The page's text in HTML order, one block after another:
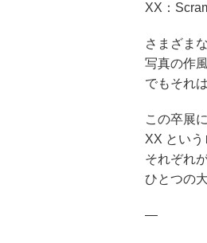
XX：
さまざま
写真の作
でもそれ
この卒展
XX とい
それぞれ
ひとつの
—